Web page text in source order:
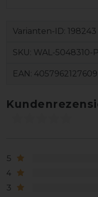
Varianten-ID: 198243
SKU: WAL-5048310-
EAN: 4057962127609
5
4
3